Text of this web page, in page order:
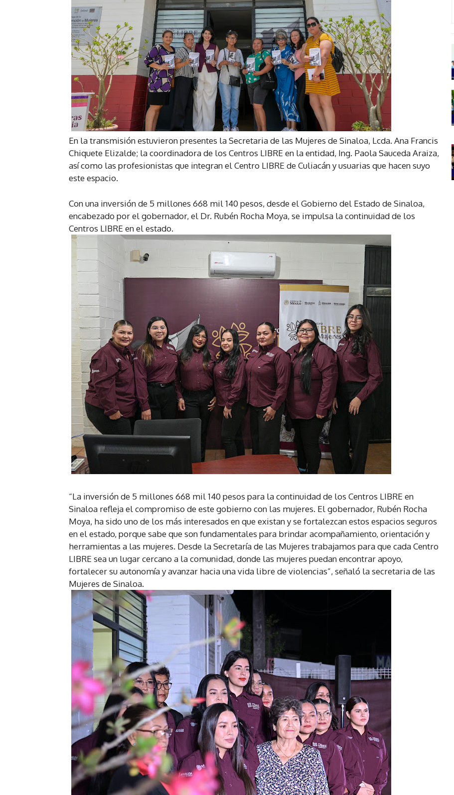
En la transmisión estuvieron presentes la Secretaria de las Mujeres de Sinaloa, Lcda. Ana Francis
Chiquete Elizalde; la coordinadora de los Centros LIBRE en la entidad, Ing. Paola Sauceda Araiza,
así como las profesionistas que integran el Centro LIBRE de Culiacán y usuarias que hacen suyo
este espacio.
Con una inversión de 5 millones 668 mil 140 pesos, desde el Gobierno del Estado de Sinaloa,
encabezado por el gobernador, el Dr. Rubén Rocha Moya, se impulsa la continuidad de los
Centros LIBRE en el estado.
“La inversión de 5 millones 668 mil 140 pesos para la continuidad de los Centros LIBRE en
Sinaloa refleja el compromiso de este gobierno con las mujeres. El gobernador, Rubén Rocha
Moya, ha sido uno de los más interesados en que existan y se fortalezcan estos espacios seguros
en el estado, porque sabe que son fundamentales para brindar acompañamiento, orientación y
herramientas a las mujeres. Desde la Secretaría de las Mujeres trabajamos para que cada Centro
LIBRE sea un lugar cercano a la comunidad, donde las mujeres puedan encontrar apoyo,
fortalecer su autonomía y avanzar hacia una vida libre de violencias”, señaló la secretaria de las
Mujeres de Sinaloa.